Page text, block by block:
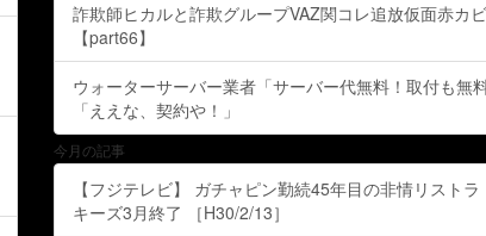
詐欺師ヒカルと詐欺グループVAZ関コレ追放仮面赤カ
【part66】
ウォーターサーバー業者「サーバー代無料！取付も無
「ええな、契約や！」
今月の記事
【フジテレビ】 ガチャピン勤続45年目の非情リスト
キーズ3月終了 ［H30/2/13］